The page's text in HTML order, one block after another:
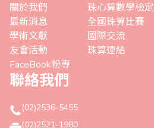
關於我們
最新消息
學術文獻
友會活動
FaceBook粉專
珠心算數學檢定
全國珠算比賽
國際交流
珠算連結
聯絡我們
(02)2536-5455
(02)2521-1980